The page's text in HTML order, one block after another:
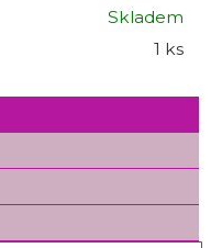
Skladem
1 ks